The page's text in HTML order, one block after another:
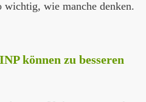
wie manche denken.
können zu besseren